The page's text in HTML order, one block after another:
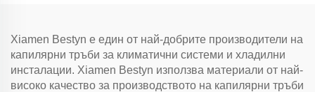
Xiamen Bestyn е един от най-добрите производители на
капилярни тръби за климатични системи и хладилни
инсталации. Xiamen Bestyn използва материали от най-
високо качество за производството на капилярни тръби